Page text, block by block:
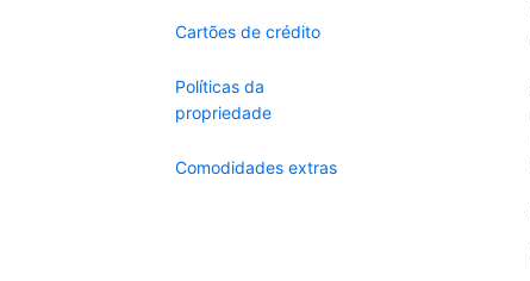
Cartões de crédito
Políticas da
propriedade
Comodidades extras